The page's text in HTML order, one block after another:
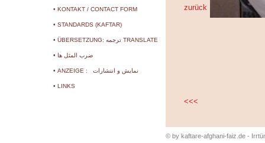
• KONTAKT / CONTACT FORM
• STANDARDS (KAFTAR)
• ÜBERSETZUNG: ترجمه TRANSLATE
• ضرب المثل ها
• ANZEIGE : نمایش و انتشارات
• LINKS
zurück
<<<
© by kaftare-afghani-faiz.de -